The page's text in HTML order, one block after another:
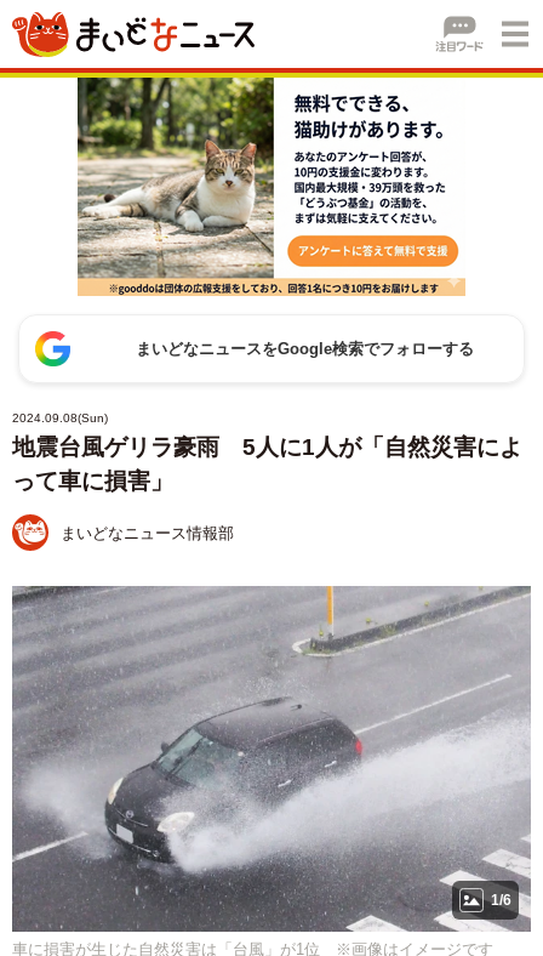
まいどなニュースをGoogle検索でフォローする
2024.09.08(Sun)
地震台風ゲリラ豪雨 5人に1人が「自然災害によ
って車に損害」
まいどなニュース情報部
1/6
車に損害が生じた自然災害は「台風」が1位 ※画像はイメージです